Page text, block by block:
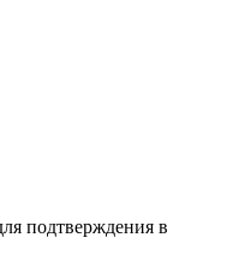
подтверждения в